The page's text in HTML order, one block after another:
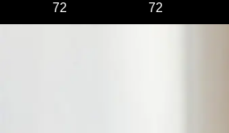
72
72